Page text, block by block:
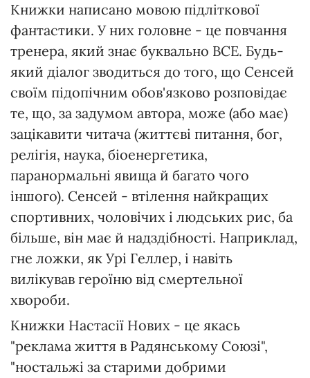
Книжки написано мовою підліткової
фантастики. У них головне - це повчання
тренера, який знає буквально ВСЕ. Будь-
який діалог зводиться до того, що Сенсей
своїм підопічним обов'язково розповідає
те, що, за задумом автора, може (або має)
зацікавити читача (життєві питання, бог,
релігія, наука, біоенергетика,
паранормальні явища й багато чого
іншого). Сенсей - втілення найкращих
спортивних, чоловічих і людських рис, ба
більше, він має й надздібності. Наприклад,
гне ложки, як Урі Геллер, і навіть
вилікував героїню від смертельної
хвороби.
Книжки Настасії Нових - це якась
"реклама життя в Радянському Союзі",
"ностальжі за старими добрими